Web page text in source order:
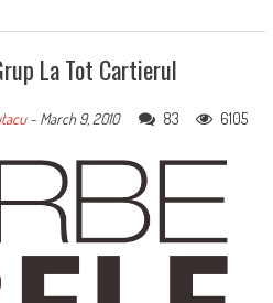
La Tot Cartierul
- March 9, 2010 83 6105